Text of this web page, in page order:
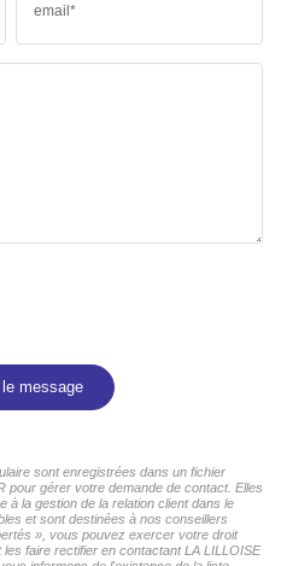
email*
message
sont enregistrées dans un fichier
pour gérer votre demande de contact. Elles
la gestion de la relation client dans le
et sont destinées à nos conseillers
», vous pouvez exercer votre droit
faire rectifier en contactant LA LILLOISE